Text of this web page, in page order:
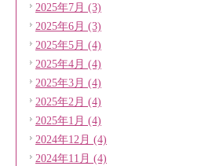
2025年7月 (3)
2025年6月 (3)
2025年5月 (4)
2025年4月 (4)
2025年3月 (4)
2025年2月 (4)
2025年1月 (4)
2024年12月 (4)
2024年11月 (4)